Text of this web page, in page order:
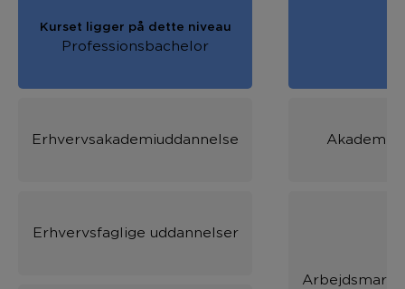
Kurset ligger på dette niveau
Professionsbachelor
Erhvervsakademiuddannelse
Erhvervsfaglige uddannelser